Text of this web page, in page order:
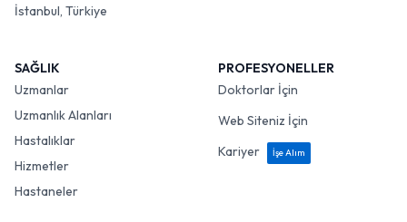
İstanbul, Türkiye
SAĞLIK
Uzmanlar
Uzmanlık Alanları
Hastalıklar
Hizmetler
Hastaneler
PROFESYONELLER
Doktorlar İçin
Web Siteniz İçin
Kariyer
İşe Alım